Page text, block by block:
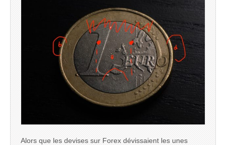
Alors que les devises sur Forex dévissaient les unes